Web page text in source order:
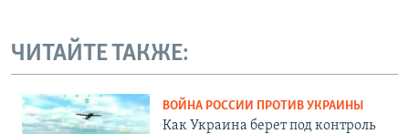
ЧИТАЙТЕ ТАКЖЕ:
ВОЙНА РОССИИ ПРОТИВ УКРАИНЫ
Как Украина берет под контроль